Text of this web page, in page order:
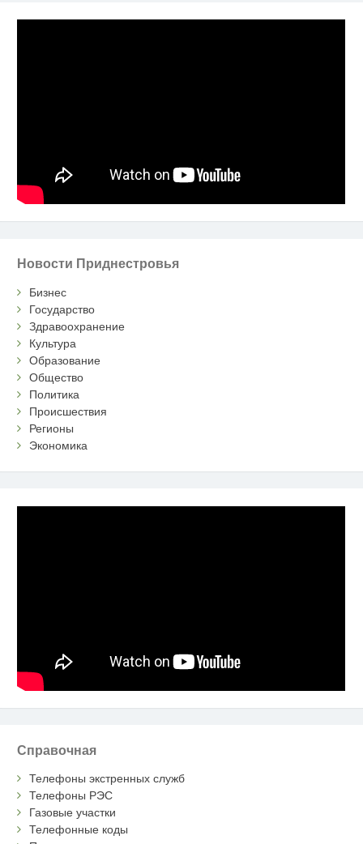
Новости Приднестровья
Бизнес
Государство
Здравоохранение
Культура
Образование
Общество
Политика
Происшествия
Регионы
Экономика
Справочная
Телефоны экстренных служб
Телефоны РЭС
Газовые участки
Телефонные коды